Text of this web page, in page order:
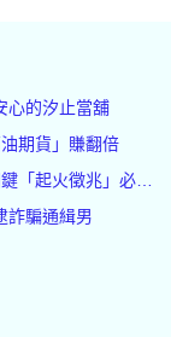
心的汐止當舖
期貨」賺翻倍
起火徵兆」必知道
詐騙通緝男